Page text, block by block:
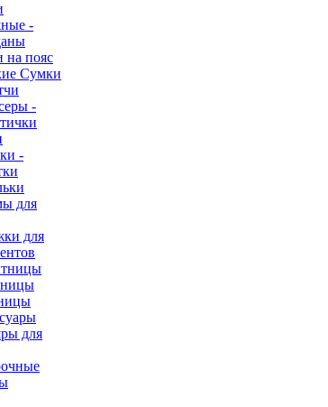
-
на пояс
Сумки
-
-
для
для
для